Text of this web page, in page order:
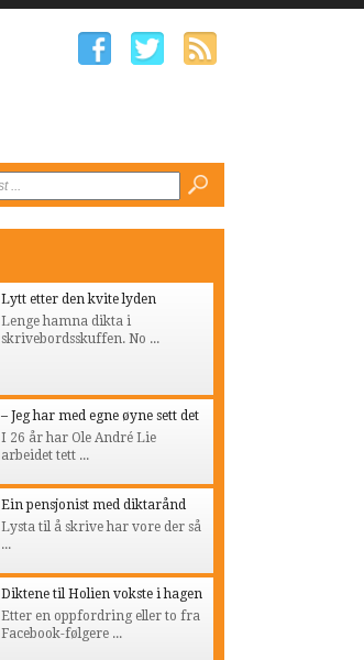
Lytt etter den kvite lyden
Lenge hamna dikta i
skrivebordsskuffen. No ...
– Jeg har med egne øyne sett det
I 26 år har Ole André Lie
arbeidet tett ...
Ein pensjonist med diktarånd
Lysta til å skrive har vore der så
...
Diktene til Holien vokste i hagen
Etter en oppfordring eller to fra
Facebook-følgere ...